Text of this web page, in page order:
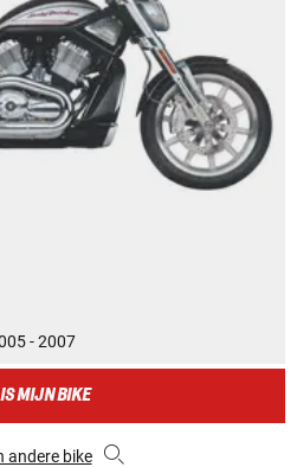
- 2007
MIJN BIKE
andere bike